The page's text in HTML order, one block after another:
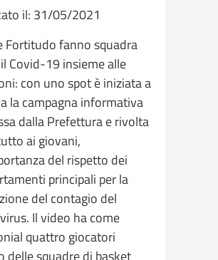
il: 31/05/2021
Fortitudo fanno squadra
Covid-19 insieme alle
con uno spot è iniziata a
la campagna informativa
dalla Prefettura e rivolta
ai giovani,
del rispetto dei
principali per la
del contagio del
Il video ha come
quattro giocatori
delle squadre di basket